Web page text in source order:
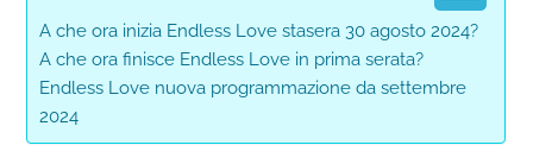
A che ora inizia Endless Love stasera 30 agosto 2024?
A che ora finisce Endless Love in prima serata?
Endless Love nuova programmazione da settembre
2024